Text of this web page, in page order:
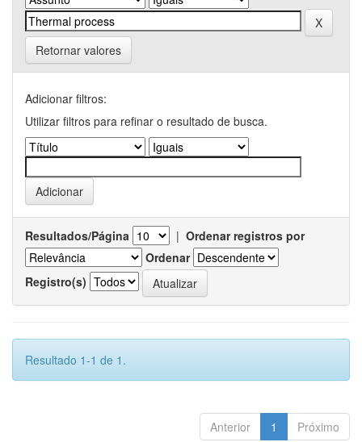
Retornar valores
Adicionar filtros:
Utilizar filtros para refinar o resultado de busca.
Resultados/Página | Ordenar registros por
Ordenar
Registro(s)
Resultado 1-1 de 1.
Anterior 1 Próximo